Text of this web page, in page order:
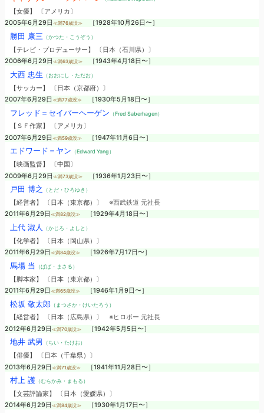
【女優】 〔アメリカ〕
2005年6月29日 ≪満76歳没≫ ［1928年10月26日〜］
勝田 康三 （かつた・こうぞう）
【テレビ・プロデューサー】 〔日本（石川県）〕
2006年6月29日 ≪満63歳没≫ ［1943年4月18日〜］
大西 忠生 （おおにし・ただお）
【サッカー】 〔日本（京都府）〕
2007年6月29日 ≪満77歳没≫ ［1930年5月18日〜］
フレッド＝セイバーヘーゲン （Fred Saberhagen）
【ＳＦ作家】 〔アメリカ〕
2007年6月29日 ≪満59歳没≫ ［1947年11月6日〜］
エドワード＝ヤン （Edward Yang）
【映画監督】 〔中国〕
2009年6月29日 ≪満73歳没≫ ［1936年1月23日〜］
戸田 博之 （とだ・ひろゆき）
【経営者】 〔日本（東京都）〕 ※西武鉄道 元社長
2011年6月29日 ≪満82歳没≫ ［1929年4月18日〜］
上代 淑人 （かじろ・よしと）
【化学者】 〔日本（岡山県）〕
2011年6月29日 ≪満84歳没≫ ［1926年7月17日〜］
馬場 当 （ばば・まさる）
【脚本家】 〔日本（東京都）〕
2011年6月29日 ≪満65歳没≫ ［1946年1月9日〜］
松坂 敬太郎（まつさか・けいたろう）
【経営者】 〔日本（広島県）〕 ※ヒロボー 元社長
2012年6月29日 ≪満70歳没≫ ［1942年5月5日〜］
地井 武男 （ちい・たけお）
【俳優】 〔日本（千葉県）〕
2013年6月29日 ≪満71歳没≫ ［1941年11月28日〜］
村上 護 （むらかみ・まもる）
【文芸評論家】 〔日本（愛媛県）〕
2014年6月29日 ≪満84歳没≫ ［1930年1月17日〜］